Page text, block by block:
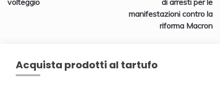
manifestazioni contro la
riforma Macron
Acquista prodotti al tartufo